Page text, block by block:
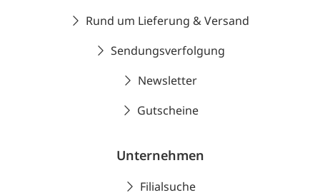
Rund um Lieferung & Versand
Sendungsverfolgung
Newsletter
Gutscheine
Unternehmen
Filialsuche